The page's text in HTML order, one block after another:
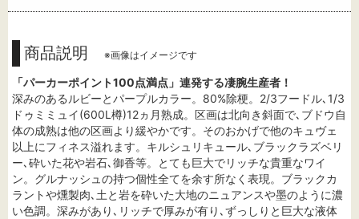
商品説明 ※画像はイメージです
「パーカーポイント100点満点」連発する凄腕生産者！
深みのあるルビーとパープルカラー。80%除梗。2/3フードル､1/3
ドゥミミュイ(600L樽)12ヵ月熟成。区画は北向き斜面で､ブドウ自
体の成熟は他の区画より緩やかです。そのおかげで他のキュヴェ
以上にフィネス溢れます。キルシュリキュール､ブラックラズベリ
ー､砕いた花や岩石､御香等。とても巨大でリッチな貴重なワイ
ン。グルナッシュの持つ個性全てを余す所なく表現。ブラックカ
ラントや燻製肉､土と岩を砕いた大地のニュアンスや墨のように濃
い色調。深みがあり､リッチで厚みが有り､ずっしりと巨大な液体